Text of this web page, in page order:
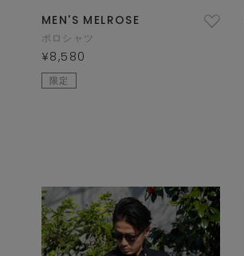
MEN'S MELROSE
ポロシャツ
¥8,580
限定